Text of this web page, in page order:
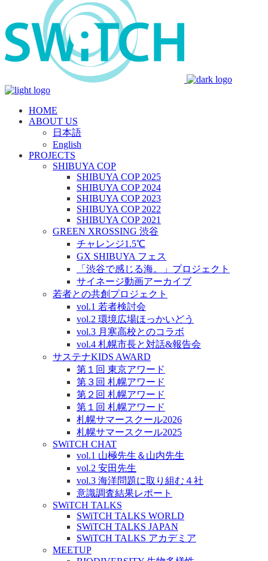
HOME
ABOUT US
日本語
English
PROJECTS
SHIBUYA COP
SHIBUYA COP 2025
SHIBUYA COP 2024
SHIBUYA COP 2023
SHIBUYA COP 2022
SHIBUYA COP 2021
GREEN XROSSING 渋谷
チャレンジ1.5℃
GX SHIBUYA フェス
「渋谷で感じる海。」プロジェクト
サイネージ動画アーカイブ
若者との共創プロジェクト
vol.1 若者検討会
vol.2 環境広場ほっかいどう
vol.3 月寒高校とのコラボ
vol.4 札幌市長と対話&報告会
サステナKIDS AWARD
第１回 東京アワード
第３回 札幌アワード
第２回 札幌アワード
第１回 札幌アワード
札幌サマースクール2026
札幌サマースクール2025
SWiTCH CHAT
vol.1 山極先生＆山内先生
vol.2 安田先生
vol.3 海洋問題に取り組む４社
意識調査結果レポート
SWiTCH TALKS
SWiTCH TALKS WORLD
SWiTCH TALKS JAPAN
SWiTCH TALKS アカデミア
MEETUP